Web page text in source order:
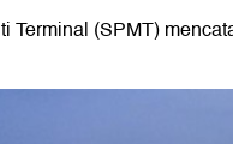
Terminal (SPMT)